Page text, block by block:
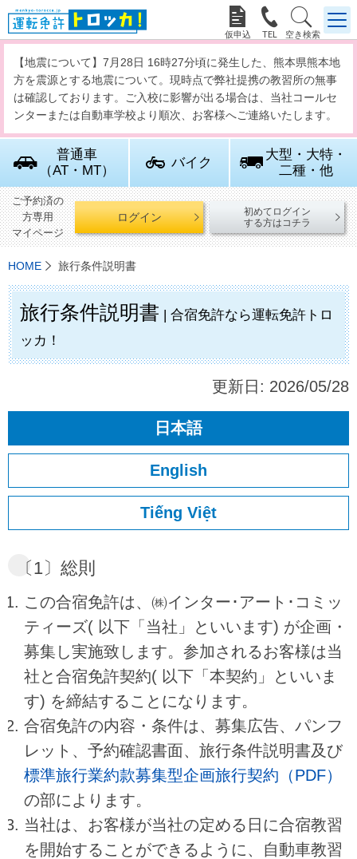
  
【地震について】7月28日 16時27分頃に発生した、熊本県熊本地
方を震源とする地震について。現時点で弊社提携の教習所の無事
は確認しております。ご入校に影響が出る場合は、当社コールセ
ンターまたは自動車学校より順次、お客様へご連絡いたします。
普通車
（AT・MT）
バイク
大型・大特・
二種・他
ご予約済の
方専用
マイページ
ログイン
初めてログイン
する方はコチラ
HOME 旅行条件説明書
旅行条件説明書 | 合宿免許なら運転免許トロ
ッカ！
更新日: 2026/05/28
日本語
English
Tiếng Việt
〔1〕総則
この合宿免許は、㈱インター･アート･コミッ
ティーズ( 以下「当社」といいます) が企画・
募集し実施致します。参加されるお客様は当
社と合宿免許契約( 以下「本契約」といいま
す) を締結することになります。
合宿免許の内容・条件は、募集広告、パンフ
レット、予約確認書面、旅行条件説明書及び
標準旅行業約款募集型企画旅行契約（PDF）
の部によります。
当社は、お客様が当社の定める日に合宿教習
を開始することができるように、自動車教習